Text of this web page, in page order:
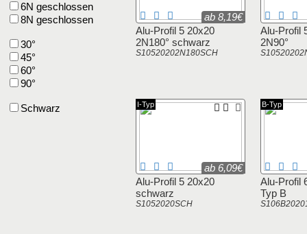
Alu-Profil 5 20x20
2N180° schwarz
S10520202N180SCH
ab 8,19€
Alu-Profil
2N90°
Alu-Profil 5 20x20
schwarz
S1052020SCH
ab 6,09€
I-Typ
Alu-Profil
Typ B
B-Typ
6N geschlossen
8N geschlossen
30°
45°
60°
90°
Schwarz